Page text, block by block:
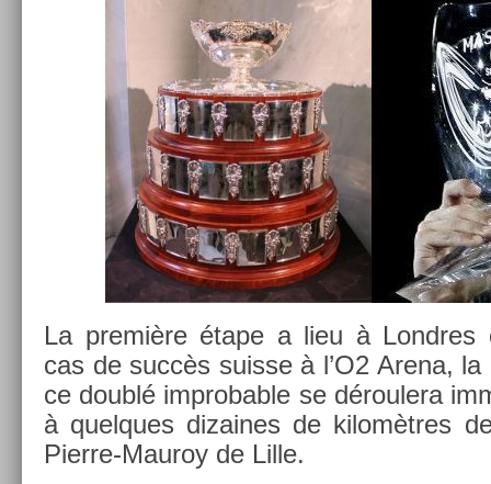
La première étape a lieu à Londres
cas de succès suis­se à l’O2 Arena,
ce doublé im­prob­able se déroulera
à quel­ques di­zaines de kilomètres
Pierre-Mauroy de Lille.